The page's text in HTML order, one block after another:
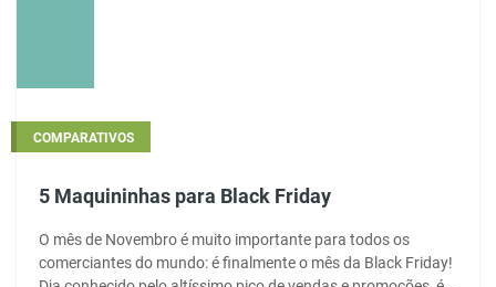
COMPARATIVOS
5 Maquininhas para Black Friday
O mês de Novembro é muito importante para todos os
comerciantes do mundo: é finalmente o mês da Black Friday!